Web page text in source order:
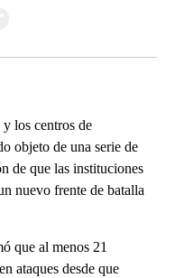
los centros de
objeto de una serie de
de que las instituciones
nuevo frente de batalla
que al menos 21
ataques desde que